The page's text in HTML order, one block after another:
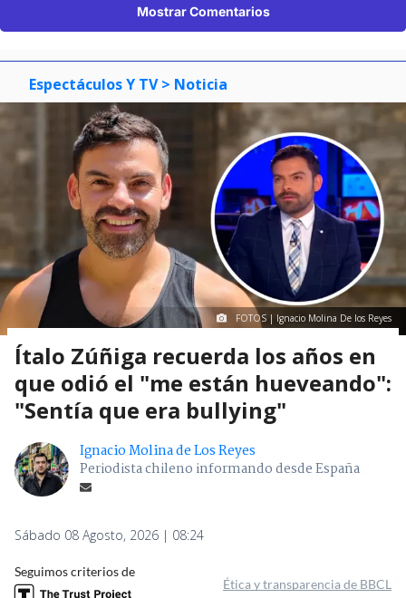
Mostrar Comentarios
Espectáculos Y TV > Noticia
FOTOS | Ignacio Molina De los Reyes
Ítalo Zúñiga recuerda los años en
que odió el "me están hueveando":
"Sentía que era bullying"
Ignacio Molina de Los Reyes
Periodista chileno informando desde España
Sábado 08 Agosto, 2026 | 08:24
Seguimos criterios de
Ética y transparencia de BBCL